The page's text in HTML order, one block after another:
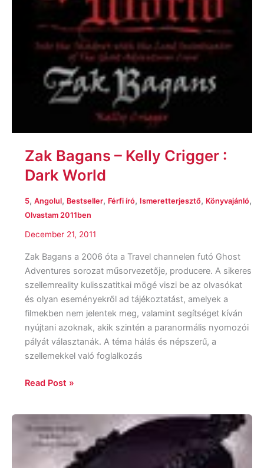
Zak Bagans – Kelly Crigger :
Dark World
5, Angolul, Bestseller, Férfi író, Ismeretterjesztő, Könyvajánló,
Olvastam 2011ben
December 21, 2011
Zak Bagans a 2006 óta a Travel channelen futó Ghost
Adventures sorozat műsorvezetője, producere. A sikeres
szellemreality kulisszatitkai mögé viszi be az olvasókat
és olyan eseményekről ad tájékoztatást, amelyek a
filmekben nem jelentek meg, valamint segítséget kíván
nyújtani azoknak, akik szintén a paranormális nyomozói
pályát választanák. A téma hálás és népszerű, a
szellemekkel való foglalkozás
Read Post »
Habel:
Dearly,
Departed